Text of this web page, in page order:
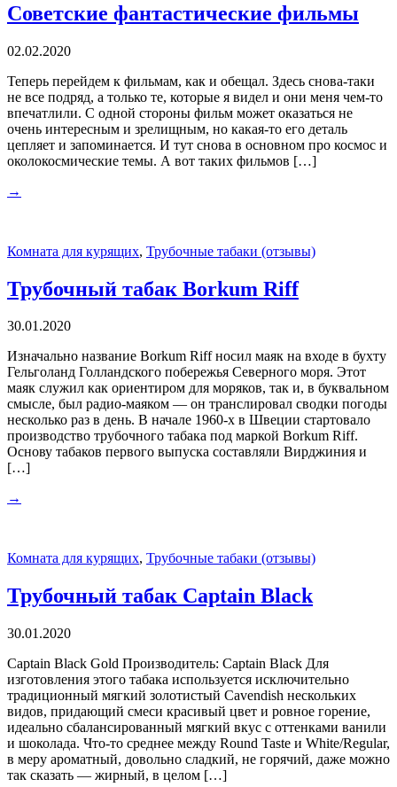
Советские фантастические фильмы
02.02.2020
Теперь перейдем к фильмам, как и обещал. Здесь снова-таки
не все подряд, а только те, которые я видел и они меня чем-то
впечатлили. С одной стороны фильм может оказаться не
очень интересным и зрелищным, но какая-то его деталь
цепляет и запоминается. И тут снова в основном про космос и
околокосмические темы. А вот таких фильмов […]
→
Комната для курящих, Трубочные табаки (отзывы)
Трубочный табак Borkum Riff
30.01.2020
Изначально название Borkum Riff носил маяк на входе в бухту
Гельголанд Голландского побережья Северного моря. Этот
маяк служил как ориентиром для моряков, так и, в буквальном
смысле, был радио-маяком — он транслировал сводки погоды
несколько раз в день. В начале 1960-х в Швеции стартовало
производство трубочного табака под маркой Borkum Riff.
Основу табаков первого выпуска составляли Вирджиния и
[…]
→
Комната для курящих, Трубочные табаки (отзывы)
Трубочный табак Captain Black
30.01.2020
Captain Black Gold Производитель: Captain Black Для
изготовления этого табака используется исключительно
традиционный мягкий золотистый Cavendish нескольких
видов, придающий смеси красивый цвет и ровное горение,
идеально сбалансированный мягкий вкус с оттенками ванили
и шоколада. Что-то среднее между Round Taste и White/Regular,
в меру ароматный, довольно сладкий, не горячий, даже можно
так сказать — жирный, в целом […]